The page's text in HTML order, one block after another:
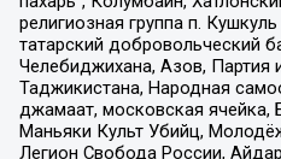
религиозная группа п.
татарский добровольческий
Челебиджихана, Азов, Партия
Таджикистана, Народная
джамаат, московская ячейка,
Маньяки Культ Убийц,
Легион Свобода России,